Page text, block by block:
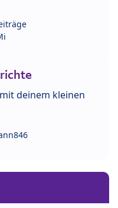
deinem kleinen